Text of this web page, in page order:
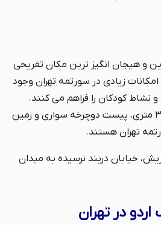
و هیجان انگیز ترین مکان تفریحی
زیادی در سورتمه تهران وجود
نشاط کودکان را فراهم می کنند.
آلاچیق خانوادگی، آبشار ۳۰ متری، پیست دوچرخه سواری و زمین
تهران هستند.
خیابان دربند نرسیده به میدان
در تهران